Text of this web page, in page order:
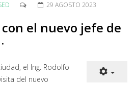
29 AGOSTO 2023
el nuevo jefe de
el Ing. Rodolfo
del nuevo